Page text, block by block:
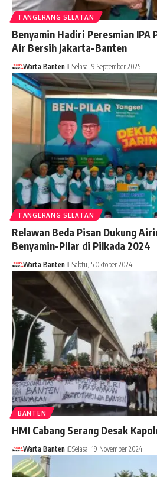
TANGERANG SELATAN
Benyamin Hadiri Peresmian IPA
Air Bersih Jakarta-Banten
Warta Banten Selasa, 9 September 2025
TANGERANG SELATAN
Relawan Beda Pisan Dukung
Benyamin-Pilar di Pilkada 2024
Warta Banten Sabtu, 5 Oktober 2024
BANTEN
HMI Cabang Serang Desak
Warta Banten Selasa, 19 November 2024